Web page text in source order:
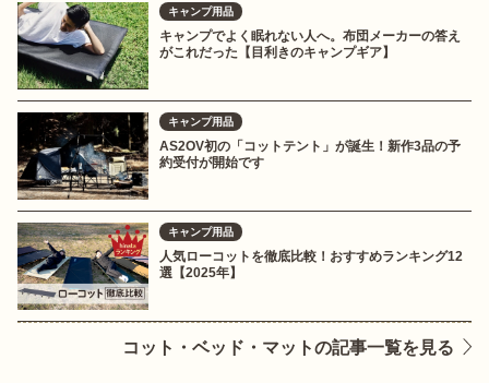
キャンプ用品
キャンプでよく眠れない人へ。布団メーカーの答え
がこれだった【目利きのキャンプギア】
キャンプ用品
AS2OV初の「コットテント」が誕生！新作3品の予
約受付が開始です
キャンプ用品
人気ローコットを徹底比較！おすすめランキング12
選【2025年】
コット・ベッド・マットの記事一覧を見る